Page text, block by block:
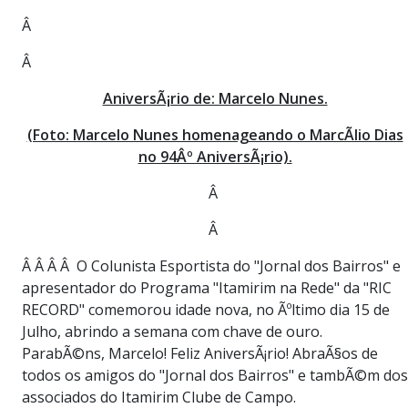
Â
Â
AniversÃ¡rio de: Marcelo Nunes.
(Foto: Marcelo Nunes homenageando o MarcÃ­lio Dias
no 94Âº AniversÃ¡rio).
Â
Â
Â Â Â Â O Colunista Esportista do "Jornal dos Bairros" e
apresentador do Programa "Itamirim na Rede" da "RIC
RECORD" comemorou idade nova, no Ãºltimo dia 15 de
Julho, abrindo a semana com chave de ouro.
ParabÃ©ns, Marcelo! Feliz AniversÃ¡rio! AbraÃ§os de
todos os amigos do "Jornal dos Bairros" e tambÃ©m dos
associados do Itamirim Clube de Campo.